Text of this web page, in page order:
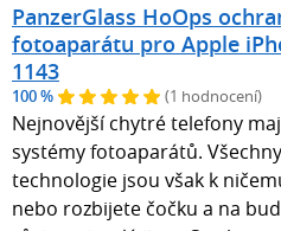
PanzerGlass HoOps
fotoaparátu pro Apple
1143
100 % (1 hodnocení)
Nejnovější chytré telefony
systémy fotoaparátů.
technologie jsou však k
nebo rozbijete čočku a na